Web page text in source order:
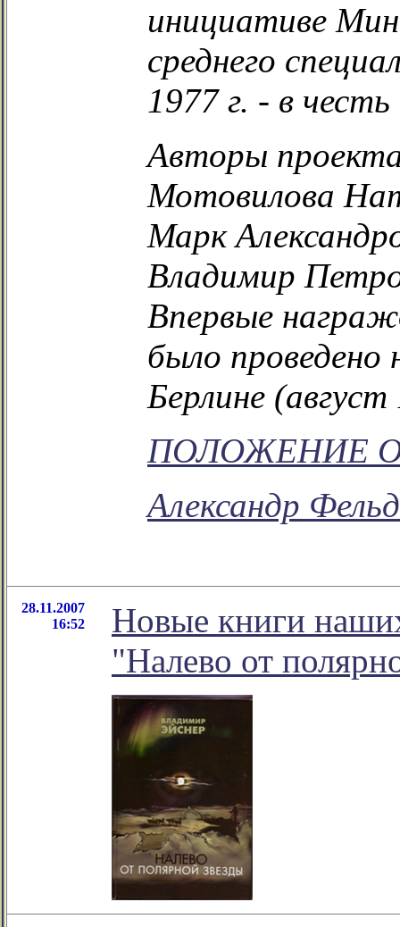
инициативе
среднего
1977 г. - в
Авторы
Мотовилова
Марк
Владимир
Впервые
было
Берлине (август
ПОЛОЖЕНИЕ
Александр
28.11.2007
16:52
Новые книги
"Налево от